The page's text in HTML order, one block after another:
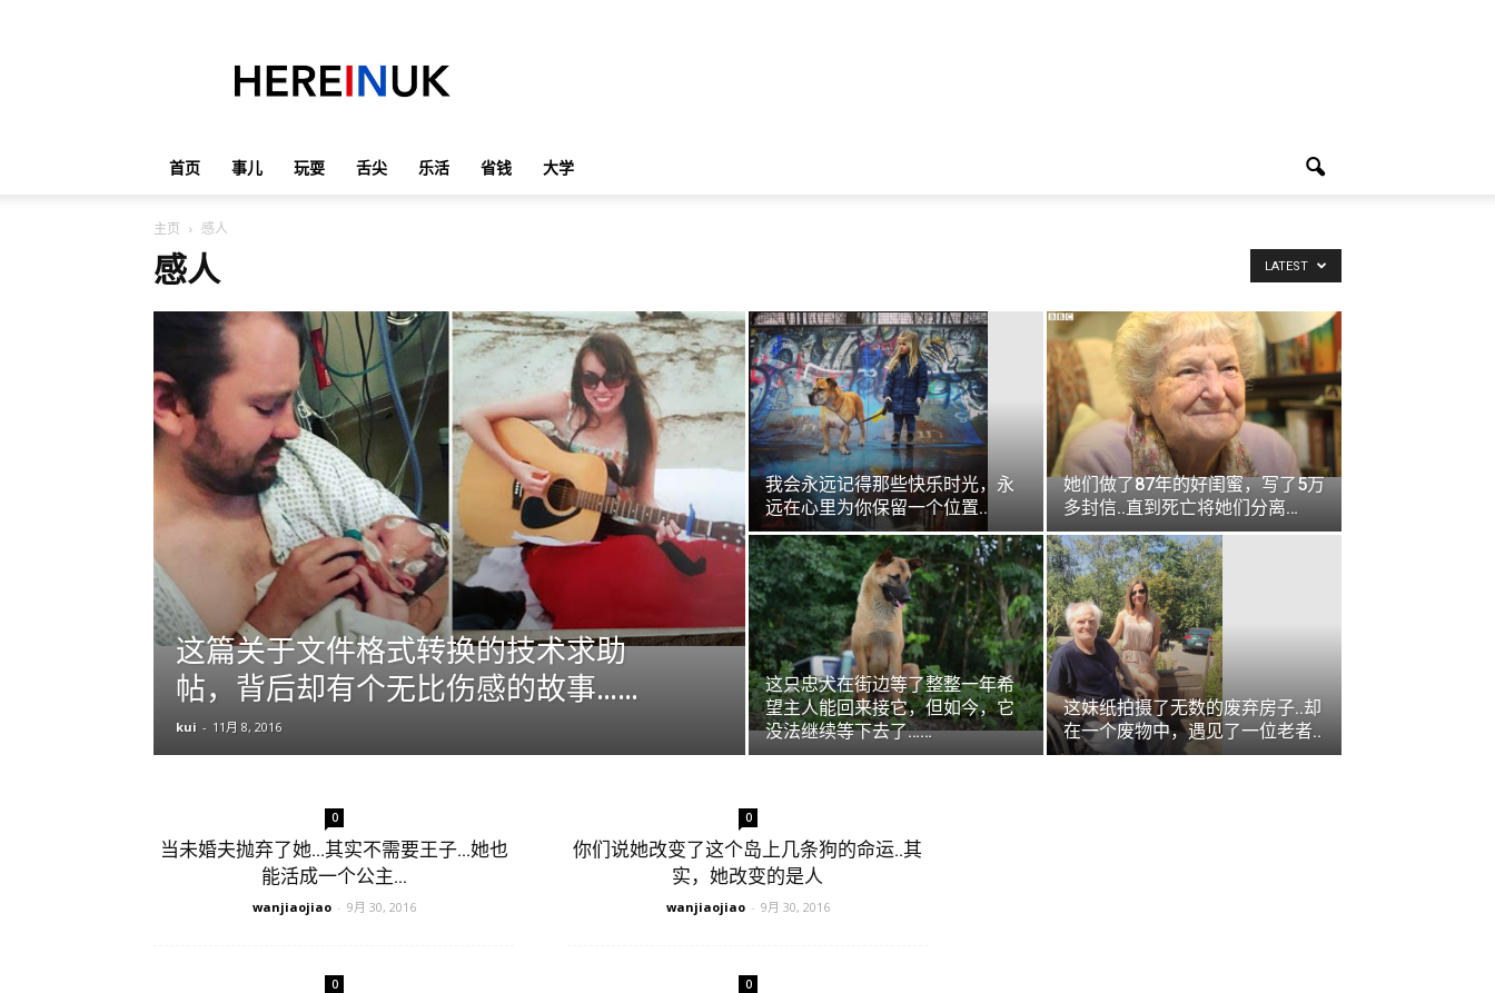
首页 事儿 玩耍 舌尖 乐活 省钱 大学
主页 感人
感人 LATEST
这篇关于文件格式转换的技术求助
帖，背后却有个无比伤感的故事……
kui - 11月 8, 2016
我会永远记得那些快乐时光，永
远在心里为你保留一个位置..
她们做了87年的好闺蜜，写了5万
多封信..直到死亡将她们分离…
这只忠犬在街边等了整整一年希
望主人能回来接它，但如今，它
没法继续等下去了……
这妹纸拍摄了无数的废弃房子..却
在一个废物中，遇见了一位老者..
0
当未婚夫抛弃了她…其实不需要王子…她也
能活成一个公主…
wanjiaojiao - 9月 30, 2016
0
你们说她改变了这个岛上几条狗的命运..其
实，她改变的是人
wanjiaojiao - 9月 30, 2016
0 0